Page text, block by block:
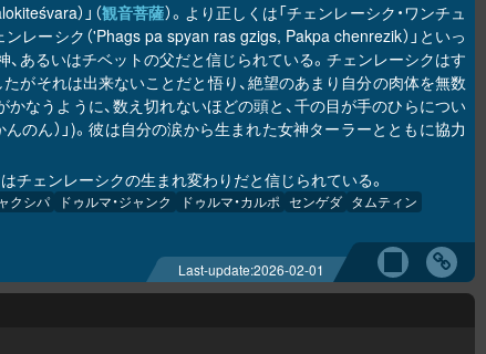
）」（観音菩薩）。より正しくは「チェンレーシク・ワンチュ
レーシク（'Phags pa spyan ras gzigs, Pakpa chenrezik）」といっ
、あるいはチベットの父だと信じられている。チェンレーシクはす
がそれは出来ないことだと悟り、絶望のあまり自分の肉体を無数
かなうように、数え切れないほどの頭と、千の目が手のひらについ
んのん）」)。彼は自分の涙から生まれた女神ターラーとともに協力
チェンレーシクの生まれ変わりだと信じられている。
クシパ ドゥルマ・ジャンク ドゥルマ・カルポ センゲダ タムティン
Last-update:2026-02-01